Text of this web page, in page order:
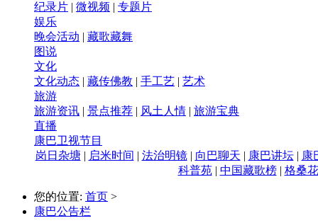
纪录片 | 微视频 | 专题片
娱乐
晚会活动 | 藏歌藏舞
图说
文化
文化动态 | 藏传佛教 | 手工艺 | 艺术
旅游
旅游资讯 | 景点推荐 | 风土人情 | 旅游宝典
直播
康巴卫视节目
岗日杂塘| 启米时间 | 法治明镜| 向巴聊天 | 康巴讲坛| 康
科普苑| 中国藏歌榜| 格桑
您的位置: 首页 >
康巴公告栏